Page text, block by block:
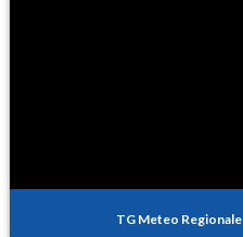
TG Meteo Regionale